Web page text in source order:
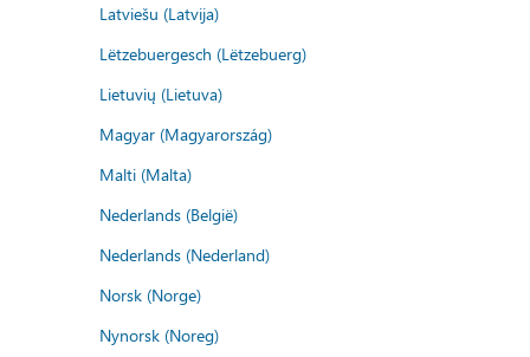
Latviešu (Latvija)
Lëtzebuergesch (Lëtzebuerg)
Lietuvių (Lietuva)
Magyar (Magyarország)
Malti (Malta)
Nederlands (België)
Nederlands (Nederland)
Norsk (Norge)
Nynorsk (Noreg)